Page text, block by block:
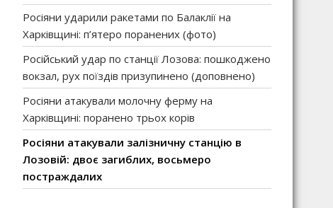
Росіяни ударили ракетами по Балаклії на
Харківщині: п’ятеро поранених (фото)
Російський удар по станції Лозова: пошкоджено
вокзал, рух поїздів призупинено (доповнено)
Росіяни атакували молочну ферму на
Харківщині: поранено трьох корів
Росіяни атакували залізничну станцію в
Лозовій: двоє загиблих, восьмеро
постраждалих